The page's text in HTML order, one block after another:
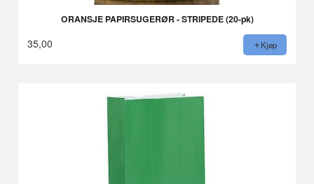
ORANSJE PAPIRSUGERØR - STRIPEDE (20-pk)
35,00 Kjøp